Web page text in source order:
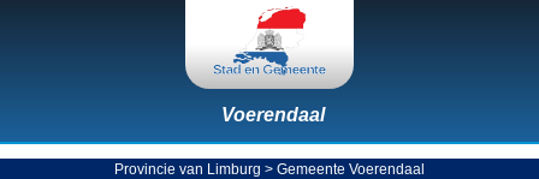
Voerendaal
Provincie van Limburg > Gemeente Voerendaal